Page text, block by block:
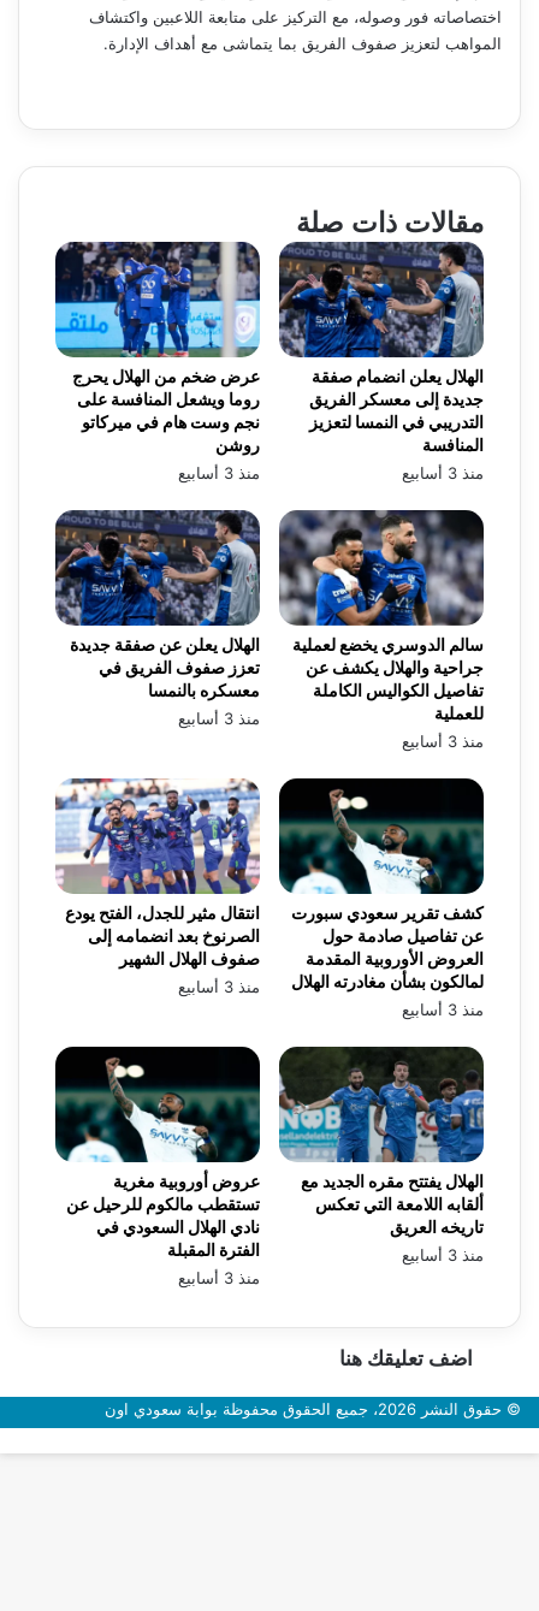
اختصاصاته فور وصوله، مع التركيز على متابعة اللاعبين واكتشاف
المواهب لتعزيز صفوف الفريق بما يتماشى مع أهداف الإدارة.
مقالات ذات صلة
عرض ضخم من الهلال يحرج
روما ويشعل المنافسة على
نجم وست هام في ميركاتو
روشن
منذ 3 أسابيع
الهلال يعلن انضمام صفقة
جديدة إلى معسكر الفريق
التدريبي في النمسا لتعزيز
المنافسة
منذ 3 أسابيع
الهلال يعلن عن صفقة جديدة
تعزز صفوف الفريق في
معسكره بالنمسا
منذ 3 أسابيع
سالم الدوسري يخضع لعملية
جراحية والهلال يكشف عن
تفاصيل الكواليس الكاملة
للعملية
منذ 3 أسابيع
انتقال مثير للجدل، الفتح يودع
الصرنوخ بعد انضمامه إلى
صفوف الهلال الشهير
منذ 3 أسابيع
كشف تقرير سعودي سبورت
عن تفاصيل صادمة حول
العروض الأوروبية المقدمة
لمالكون بشأن مغادرته الهلال
منذ 3 أسابيع
عروض أوروبية مغرية
تستقطب مالكوم للرحيل عن
نادي الهلال السعودي في
الفترة المقبلة
منذ 3 أسابيع
الهلال يفتتح مقره الجديد مع
ألقابه اللامعة التي تعكس
تاريخه العريق
منذ 3 أسابيع
اضف تعليقك هنا
© حقوق النشر 2026، جميع الحقوق محفوظة بوابة سعودي اون